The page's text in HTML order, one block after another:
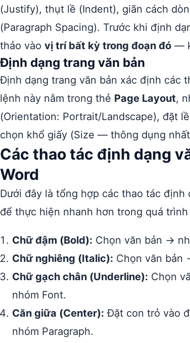
(Justify), thụt lề (Indent), giãn cách
(Paragraph Spacing). Trước khi định
thảo vào vị trí bất kỳ trong đoạn đó —
Định dạng trang văn bản
Định dạng trang văn bản xác định các
lệnh này nằm trong thẻ Page Layout,
(Orientation: Portrait/Landscape), đặt
chọn khổ giấy (Size — thông dụng
Các thao tác định dạng
Word
Dưới đây là tổng hợp các thao tác
để thực hiện nhanh hơn trong quá trình
Chữ đậm (Bold): Chọn văn bản →
Chữ nghiêng (Italic): Chọn văn bản
Chữ gạch chân (Underline): Chọn
nhóm Font.
Căn giữa (Center): Đặt con trỏ vào
nhóm Paragraph.